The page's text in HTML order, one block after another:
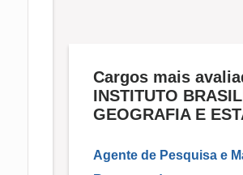
Cargos mais
INSTITUTO
GEOGRAFIA E
Agente de Pesquisa e